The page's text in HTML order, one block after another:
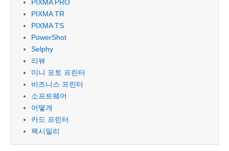
PIXMA PRO
PIXMA TR
PIXMA TS
PowerShot
Selphy
리뷰
미니 포토 프린터
비즈니스 프린터
소프트웨어
어떻게
카드 프린터
팩시밀리